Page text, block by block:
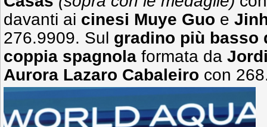
davanti ai cinesi Muye Guo e
276.9909. Sul gradino più basso
coppia spagnola formata da
Aurora Lazaro Cabaleiro con